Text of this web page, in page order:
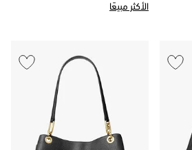
الأكثر مبيعًا